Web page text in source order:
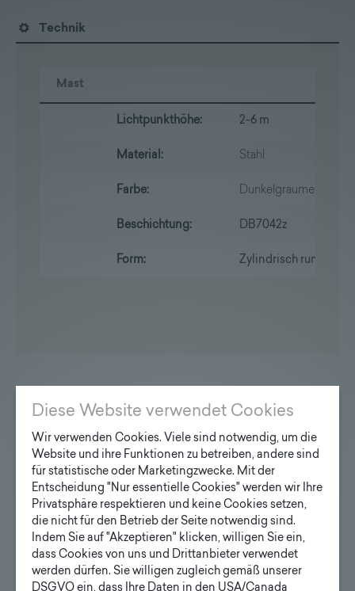
Technik
Mast
Lichtpunkthöhe: 2-6 m
Material: Stahl
Farbe: Dunkelgraumetallic
Beschichtung: DB7042z
Form: Zylindrisch rund
Haben wir Ihr Interesse
geweckt?
Anfrage Designmaste
Ihre E-Mail Adresse
Diese Website verwendet Cookies
Wir verwenden Cookies. Viele sind notwendig, um die
Website und ihre Funktionen zu betreiben, andere sind
für statistische oder Marketingzwecke. Mit der
Entscheidung "Nur essentielle Cookies" werden wir Ihre
Privatsphäre respektieren und keine Cookies setzen,
die nicht für den Betrieb der Seite notwendig sind.
Indem Sie auf "Akzeptieren" klicken, willigen Sie ein,
dass Cookies von uns und Drittanbieter verwendet
werden dürfen. Sie willigen zugleich gemäß unserer
DSGVO ein, dass Ihre Daten in den USA/Canada